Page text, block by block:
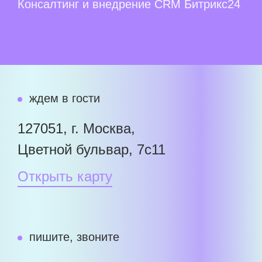
Консалтинг и внедрение CRM Битрикс24
ждем в гости
127051, г. Москва,
Цветной бульвар, 7с11
Открыть карту
пишите, звоните